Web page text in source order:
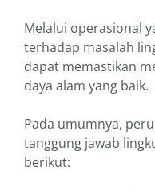
Melalui operasional
terhadap masalah
dapat memastikan
daya alam yang baik.
Pada umumnya,
tanggung jawab
berikut: